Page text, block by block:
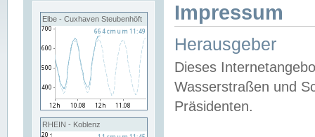
Elbe - Cuxhaven Steubenhöft
RHEIN - Koblenz
Impressum
Herausgeber
Dieses
Wasserstraßen und
Präsidenten.